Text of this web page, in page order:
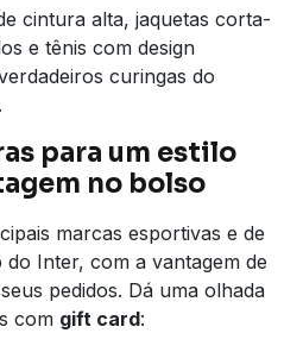
cintura alta, jaquetas corta-
e tênis com design
curingas do
para um estilo
no bolso
marcas esportivas e de
Inter, com a vantagem de
pedidos. Dá uma olhada
com gift card: